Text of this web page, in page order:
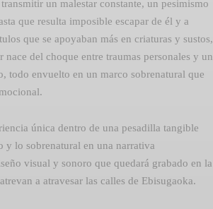
un malestar constante, un pesimismo
que resulta imposible escapar de él y a
que se apoyaban más en criaturas y sustos,
del choque entre traumas personales y un
todo envuelto en un marco sobrenatural que
única dentro de una pesadilla tangible
y lo sobrenatural en una narrativa
visual y sonoro que quedará grabado en la
a atravesar las calles de Ebisugaoka.